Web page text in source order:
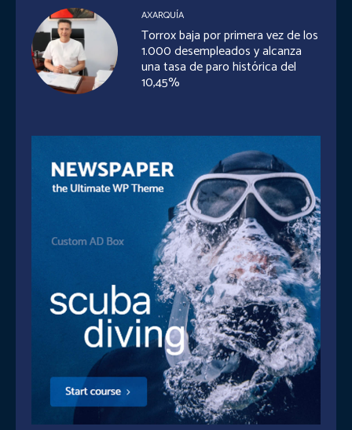
AXARQUÍA
Torrox baja por primera vez de los
1.000 desempleados y alcanza
una tasa de paro histórica del
10,45%